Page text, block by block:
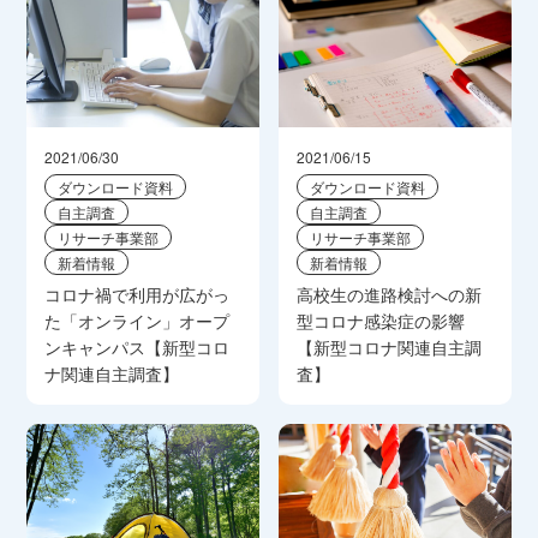
2021/06/30
ダウンロード資料
自主調査
リサーチ事業部
新着情報
コロナ禍で利用が広がっ
た「オンライン」オープ
ンキャンパス【新型コロ
ナ関連自主調査】
2021/06/15
ダウンロード資料
自主調査
リサーチ事業部
新着情報
高校生の進路検討への新
型コロナ感染症の影響
【新型コロナ関連自主調
査】